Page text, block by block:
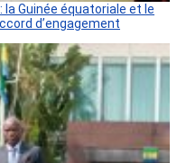
Guinée équatoriale et le
d’engagement